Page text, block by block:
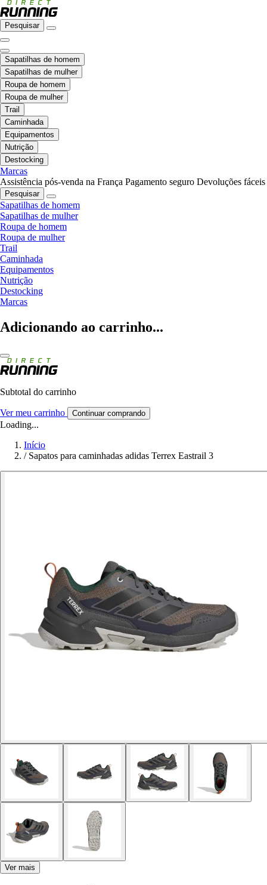
Pesquisar
Sapatilhas de homem
Sapatilhas de mulher
Roupa de homem
Roupa de mulher
Trail
Caminhada
Equipamentos
Nutrição
Destocking
Marcas
Assistência pós-venda na França Pagamento seguro Devoluções fáceis
Pesquisar
Sapatilhas de homem
Sapatilhas de mulher
Roupa de homem
Roupa de mulher
Trail
Caminhada
Equipamentos
Nutrição
Destocking
Marcas
Adicionando ao carrinho...
Subtotal do carrinho
Ver meu carrinho Continuar comprando
Loading...
Início
/ Sapatos para caminhadas adidas Terrex Eastrail 3
Ver mais